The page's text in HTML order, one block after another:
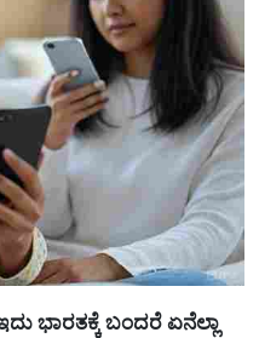
ಭಾರತಕ್ಕೆ ಬಂದರೆ ಏನೆಲ್ಲಾ